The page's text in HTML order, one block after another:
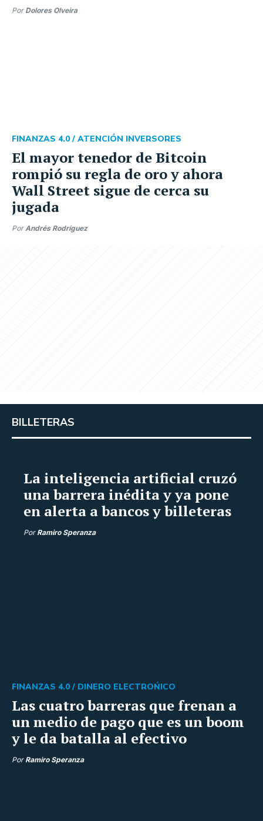
Por Dolores Olveira
El mayor tenedor de Bitcoin
rompió su regla de oro y ahora
Wall Street sigue de cerca su
jugada
FINANZAS 4.0 / ATENCIÓN INVERSORES
PorAndrés Rodríguez
BILLETERAS
La inteligencia artificial cruzó
una barrera inédita y ya pone
en alerta a bancos y billeteras
Por Ramiro Speranza
Las cuatro barreras que frenan a
un medio de pago que es un boom
y le da batalla al efectivo
FINANZAS 4.0 / DINERO ELECTROŃICO
Por Ramiro Speranza